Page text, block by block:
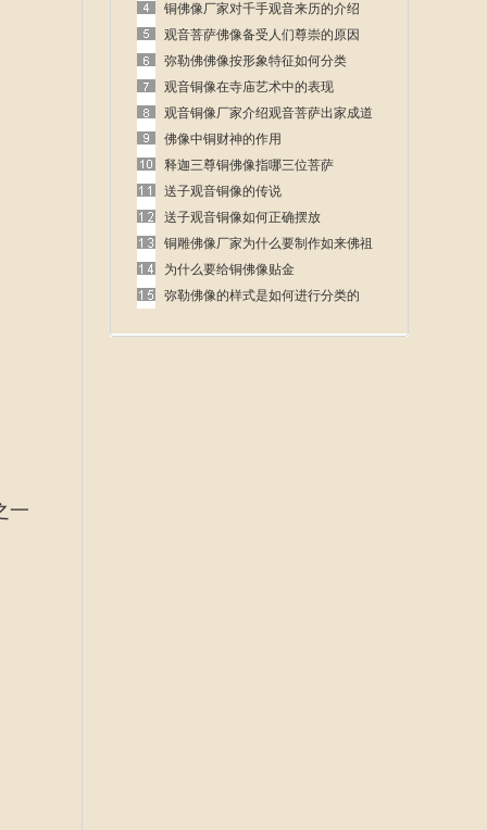
一
铜佛像厂家对千手观音来历的介绍
观音菩萨佛像备受人们尊崇的原因
弥勒佛佛像按形象特征如何分类
观音铜像在寺庙艺术中的表现
观音铜像厂家介绍观音菩萨出家成道
的故事
佛像中铜财神的作用
释迦三尊铜佛像指哪三位菩萨
送子观音铜像的传说
送子观音铜像如何正确摆放
铜雕佛像厂家为什么要制作如来佛祖
呢
为什么要给铜佛像贴金
弥勒佛像的样式是如何进行分类的